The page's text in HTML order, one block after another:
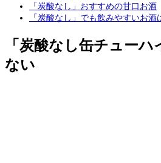
「炭酸なし」おすすめの甘口お酒
「炭酸なし」でも飲みやすいお酒
「炭酸なし缶チュー
ない